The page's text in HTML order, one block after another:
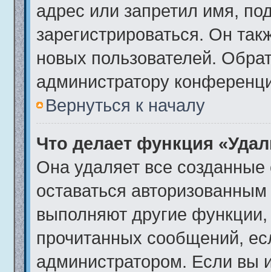
адрес или запретил имя,
зарегистрироваться. Он
новых пользователей.
администратору
Вернуться к началу
Что делает функция
Она удаляет все
оставаться
выполняют другие функции,
прочитанных сообщений,
администратором. Если вы